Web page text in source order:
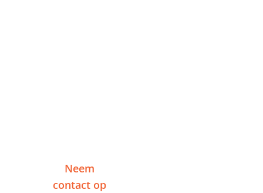
Neem
contact op